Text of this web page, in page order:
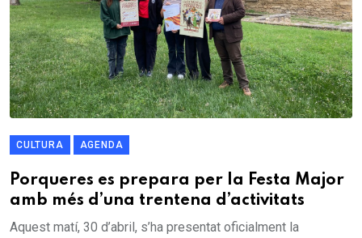
CULTURA AGENDA
Porqueres es prepara per la Festa Major
amb més d’una trentena d’activitats
Aquest matí, 30 d’abril, s’ha presentat oficialment la